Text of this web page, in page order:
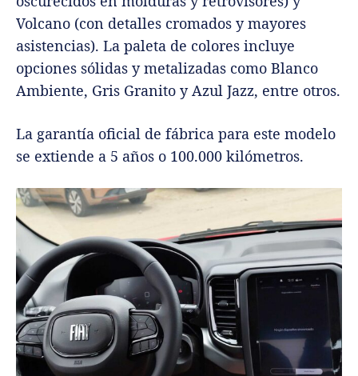
Volcano (con detalles cromados y mayores
asistencias). La paleta de colores incluye
opciones sólidas y metalizadas como Blanco
Ambiente, Gris Granito y Azul Jazz, entre otros.
La garantía oficial de fábrica para este modelo
se extiende a 5 años o 100.000 kilómetros.